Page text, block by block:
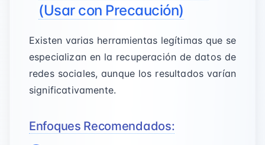
(Usar con Precaución)
Existen varias herramientas legítimas que se
especializan en la recuperación de datos de
redes sociales, aunque los resultados varían
significativamente.
Enfoques Recomendados: